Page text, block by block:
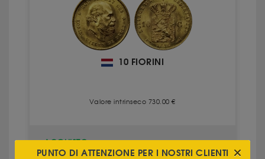
10 FIORINI
Valore intrinseco 730.00 €
ACQUISTO
PUNTO DI ATTENZIONE PER I NOSTRI CLIENTI